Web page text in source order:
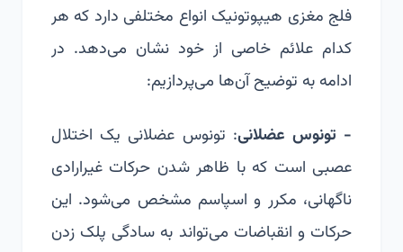
فلج مغزی هیپوتونیک انواع مختلفی دارد که هر
کدام علائم خاصی از خود نشان می‌دهد. در
ادامه به توضیح آن‌ها می‌پردازیم:
- تونوس عضلانی: تونوس عضلانی یک اختلال
عصبی است که با ظاهر شدن حرکات غیرارادی
ناگهانی، مکرر و اسپاسم مشخص می‌شود. این
حرکات و انقباضات می‌تواند به سادگی پلک زدن